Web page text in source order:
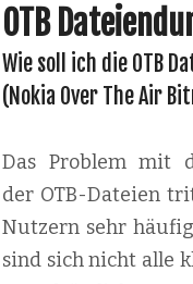
OTB
Wie soll ich die OTB
(Nokia Over The Air
Das Problem mit
der OTB-Dateien
Nutzern sehr
sind sich nicht alle